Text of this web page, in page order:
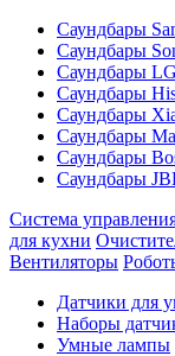
Саундбары
Саундбары
Саундбары LG
Саундбары
Саундбары
Саундбары
Саундбары
Саундбары
Система
для кухни
Вентиляторы
Датчики для
Наборы
Умные лампы